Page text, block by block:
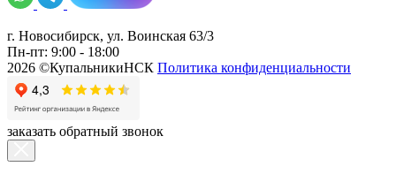
г. Новосибирск, ул. Воинская 63/3
Пн-пт: 9:00 - 18:00
2026 ©КупальникиНСК Политика конфиденциальности
заказать обратный звонок